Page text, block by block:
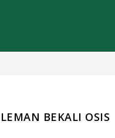
BEKALI OSIS